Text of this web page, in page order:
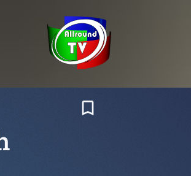
bookmark_border